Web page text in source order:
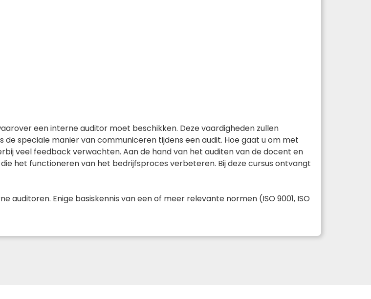
een interne auditor moet beschikken. Deze vaardigheden zullen
speciale manier van communiceren tijdens een audit. Hoe gaat u om met
veel feedback verwachten. Aan de hand van het auditen van de docent en
het functioneren van het bedrijfsproces verbeteren. Bij deze cursus ontvangt
auditoren. Enige basiskennis van een of meer relevante normen (ISO 9001, ISO